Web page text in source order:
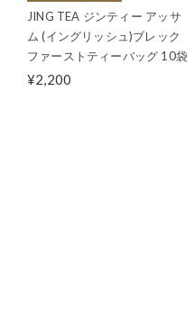
JING TEA ジンティー アッサ
ム (イングリッシュ)ブレック
ファーストティーバッグ 10袋
¥2,200